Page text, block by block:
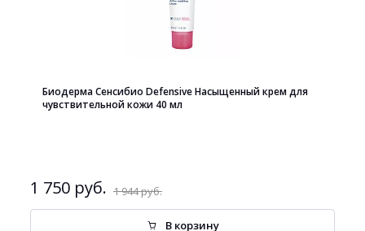
Биодерма Сенсибио Defensive Насыщенный крем для
чувствительной кожи 40 мл
1 750 руб. 1 944 руб.
В корзину